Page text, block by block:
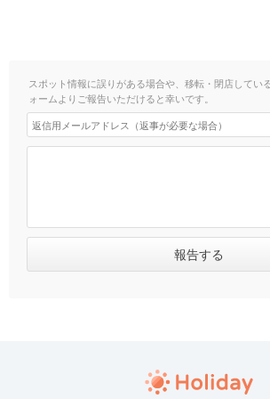
スポット情報に誤りがある場合や、移転・閉店してい
ォームよりご報告いただけると幸いです。